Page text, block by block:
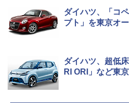
ダイハツ、「コ
プト」を東京オ
ダイハツ、超低
RI ORI」など東